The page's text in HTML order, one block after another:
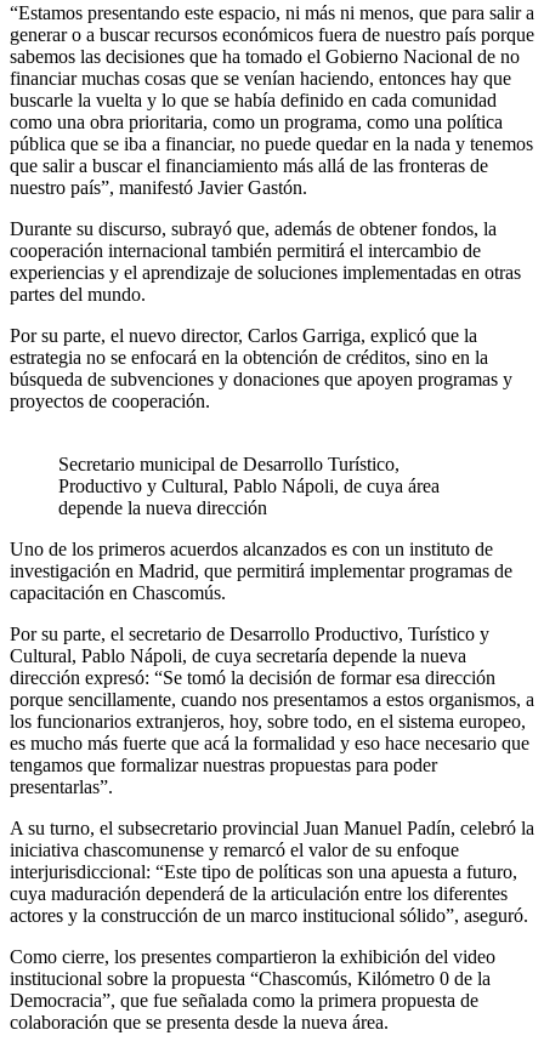
“Estamos presentando este espacio, ni más ni menos, que para salir a
generar o a buscar recursos económicos fuera de nuestro país porque
sabemos las decisiones que ha tomado el Gobierno Nacional de no
financiar muchas cosas que se venían haciendo, entonces hay que
buscarle la vuelta y lo que se había definido en cada comunidad
como una obra prioritaria, como un programa, como una política
pública que se iba a financiar, no puede quedar en la nada y tenemos
que salir a buscar el financiamiento más allá de las fronteras de
nuestro país”, manifestó Javier Gastón.
Durante su discurso, subrayó que, además de obtener fondos, la
cooperación internacional también permitirá el intercambio de
experiencias y el aprendizaje de soluciones implementadas en otras
partes del mundo.
Por su parte, el nuevo director, Carlos Garriga, explicó que la
estrategia no se enfocará en la obtención de créditos, sino en la
búsqueda de subvenciones y donaciones que apoyen programas y
proyectos de cooperación.
Secretario municipal de Desarrollo Turístico,
Productivo y Cultural, Pablo Nápoli, de cuya área
depende la nueva dirección
Uno de los primeros acuerdos alcanzados es con un instituto de
investigación en Madrid, que permitirá implementar programas de
capacitación en Chascomús.
Por su parte, el secretario de Desarrollo Productivo, Turístico y
Cultural, Pablo Nápoli, de cuya secretaría depende la nueva
dirección expresó: “Se tomó la decisión de formar esa dirección
porque sencillamente, cuando nos presentamos a estos organismos, a
los funcionarios extranjeros, hoy, sobre todo, en el sistema europeo,
es mucho más fuerte que acá la formalidad y eso hace necesario que
tengamos que formalizar nuestras propuestas para poder
presentarlas”.
A su turno, el subsecretario provincial Juan Manuel Padín, celebró la
iniciativa chascomunense y remarcó el valor de su enfoque
interjurisdiccional: “Este tipo de políticas son una apuesta a futuro,
cuya maduración dependerá de la articulación entre los diferentes
actores y la construcción de un marco institucional sólido”, aseguró.
Como cierre, los presentes compartieron la exhibición del video
institucional sobre la propuesta “Chascomús, Kilómetro 0 de la
Democracia”, que fue señalada como la primera propuesta de
colaboración que se presenta desde la nueva área.